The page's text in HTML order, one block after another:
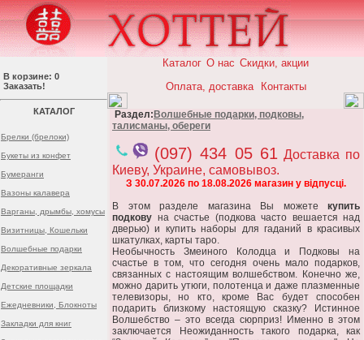
В корзине: 0
Заказать!
КАТАЛОГ
Брелки (брелоки)
Букеты из конфет
Бумеранги
Вазоны калавера
Варганы, дрымбы, хомусы
Визитницы, Кошельки
Волшебные подарки
Декоративные зеркала
Детские площадки
Ежедневники, Блокноты
Закладки для книг
Каталог О нас Скидки, акции
Оплата, доставка
Контакты
Раздел: Волшебные подарки, подковы,
талисманы, обереги
(097) 434 05 61 Доставка по
Киеву, Украине, самовывоз.
З 30.07.2026 по 18.08.2026 магазин у відпусці.
В этом разделе магазина Вы можете купить
подкову на счастье (подкова часто вешается над
дверью) и купить наборы для гаданий в красивых
шкатулках, карты таро.
Необычность Змеиного Колодца и Подковы на
счастье в том, что сегодня очень мало подарков,
связанных с настоящим волшебством. Конечно же,
можно дарить утюги, полотенца и даже плазменные
телевизоры, но кто, кроме Вас будет способен
подарить близкому настоящую сказку? Истинное
Волшебство – это всегда сюрприз! Именно в этом
заключается Неожиданность такого подарка, как